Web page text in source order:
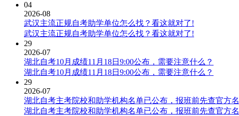
04
2026-08
武汉主流正规自考助学单位怎么找？看这就对了!
武汉主流正规自考助学单位怎么找？看这就对了!
29
2026-07
湖北自考10月成绩11月18日9:00公布，需要注意什么？
湖北自考10月成绩11月18日9:00公布，需要注意什么？
29
2026-07
湖北自考主考院校和助学机构名单已公布，报班前先查官方名
湖北自考主考院校和助学机构名单已公布，报班前先查官方名